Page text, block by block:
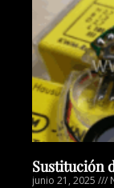
Sustitución
junio 21, 2025